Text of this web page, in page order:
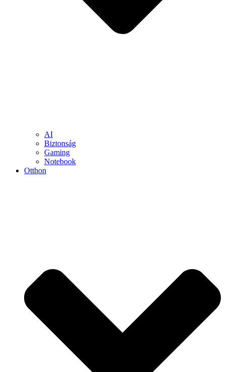
AI
Biztonság
Gaming
Notebook
Otthon